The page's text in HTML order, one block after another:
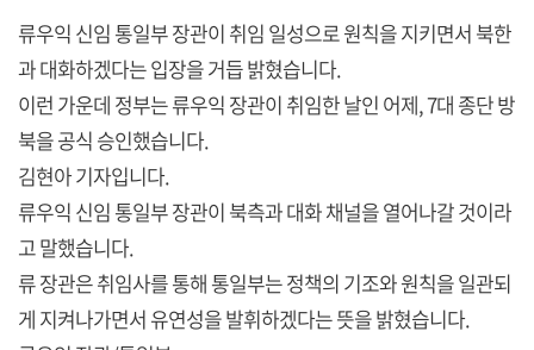
류우익 신임 통일부 장관이 취임 일성으로 원칙을 지키면서 북한
과 대화하겠다는 입장을 거듭 밝혔습니다.
이런 가운데 정부는 류우익 장관이 취임한 날인 어제, 7대 종단 방
북을 공식 승인했습니다.
김현아 기자입니다.
류우익 신임 통일부 장관이 북측과 대화 채널을 열어나갈 것이라
고 말했습니다.
류 장관은 취임사를 통해 통일부는 정책의 기조와 원칙을 일관되
게 지켜나가면서 유연성을 발휘하겠다는 뜻을 밝혔습니다.